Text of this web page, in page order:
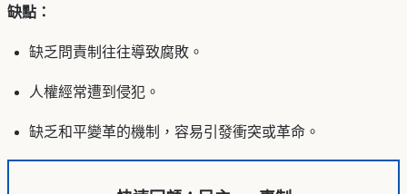
缺點：
缺乏問責制往往導致腐敗。
人權經常遭到侵犯。
缺乏和平變革的機制，容易引發衝突或革命。